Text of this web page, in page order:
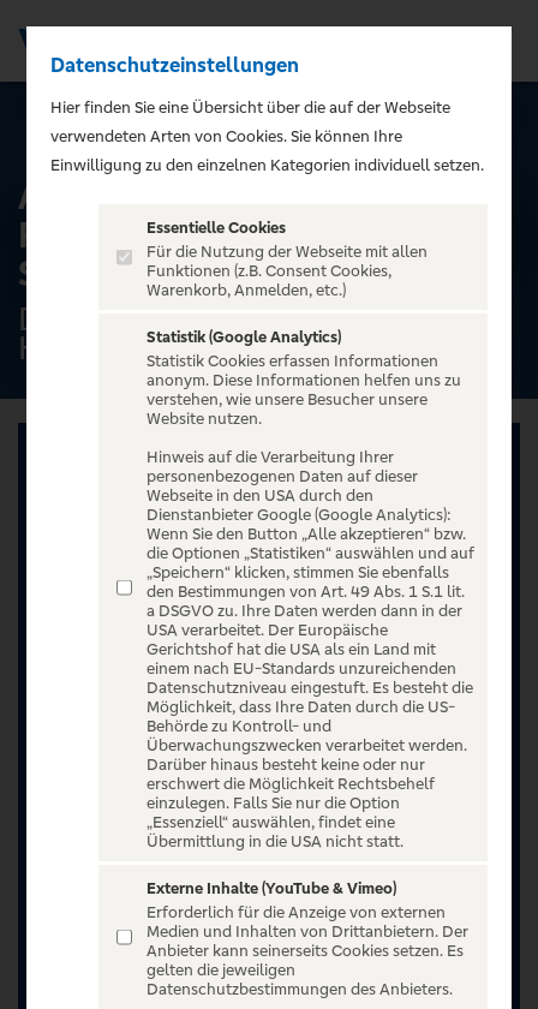
ALLE TERMINE
Alster-Rundfahrt mit
Rondeelteich - Dampfschiff
ST. GEORG - 2025
Dampfschiff ''ST.GEORG'',
Hamburg
Jetzt anmelden oder registrieren
Datenschutzeinstellungen
Hier finden Sie eine Übersicht über die auf der Webseite
verwendeten Arten von Cookies. Sie können Ihre
Einwilligung zu den einzelnen Kategorien individuell setzen.
Essentielle Cookies
Für die Nutzung der Webseite mit allen
Funktionen (z.B. Consent Cookies,
Warenkorb, Anmelden, etc.)
Statistik (Google Analytics)
Statistik Cookies erfassen Informationen
anonym. Diese Informationen helfen uns zu
verstehen, wie unsere Besucher unsere
Website nutzen.
Hinweis auf die Verarbeitung Ihrer
personenbezogenen Daten auf dieser
Webseite in den USA durch den
Dienstanbieter Google (Google Analytics):
Wenn Sie den Button „Alle akzeptieren“ bzw.
die Optionen „Statistiken“ auswählen und auf
„Speichern“ klicken, stimmen Sie ebenfalls
den Bestimmungen von Art. 49 Abs. 1 S.1 lit.
a DSGVO zu. Ihre Daten werden dann in der
USA verarbeitet. Der Europäische
Gerichtshof hat die USA als ein Land mit
einem nach EU-Standards unzureichenden
Datenschutzniveau eingestuft. Es besteht die
Möglichkeit, dass Ihre Daten durch die US-
Behörde zu Kontroll- und
Überwachungszwecken verarbeitet werden.
Darüber hinaus besteht keine oder nur
erschwert die Möglichkeit Rechtsbehelf
einzulegen. Falls Sie nur die Option
„Essenziell“ auswählen, findet eine
Übermittlung in die USA nicht statt.
Externe Inhalte (YouTube & Vimeo)
Erforderlich für die Anzeige von externen
Medien und Inhalten von Drittanbietern. Der
Anbieter kann seinerseits Cookies setzen. Es
gelten die jeweiligen
Datenschutzbestimmungen des Anbieters.